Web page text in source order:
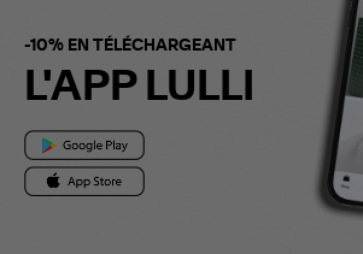
-10% EN TÉLÉCHARGEANT
L'APP LULLI